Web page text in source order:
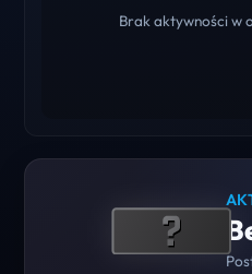
Brak aktywności w